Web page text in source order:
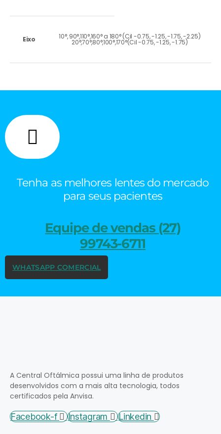
Eixo 10°, 90°,110°,160° a 180° (Cil -0.75, -1.25, -1.75, -2.25)
20°,70°,80°,100°,170°(Cil -0.75, -1.25, -1.75)
Tenha as melhores lentes do mercado
para seus pacientes
Equipe de vendas (27)
99743-6711
WHATSAPP COMERCIAL
A Central Oftálmica possui uma linha de produtos
desenvolvidos com a mais alta tecnologia, todos
certificados pela Anvisa.
Facebook-f Instagram Linkedin